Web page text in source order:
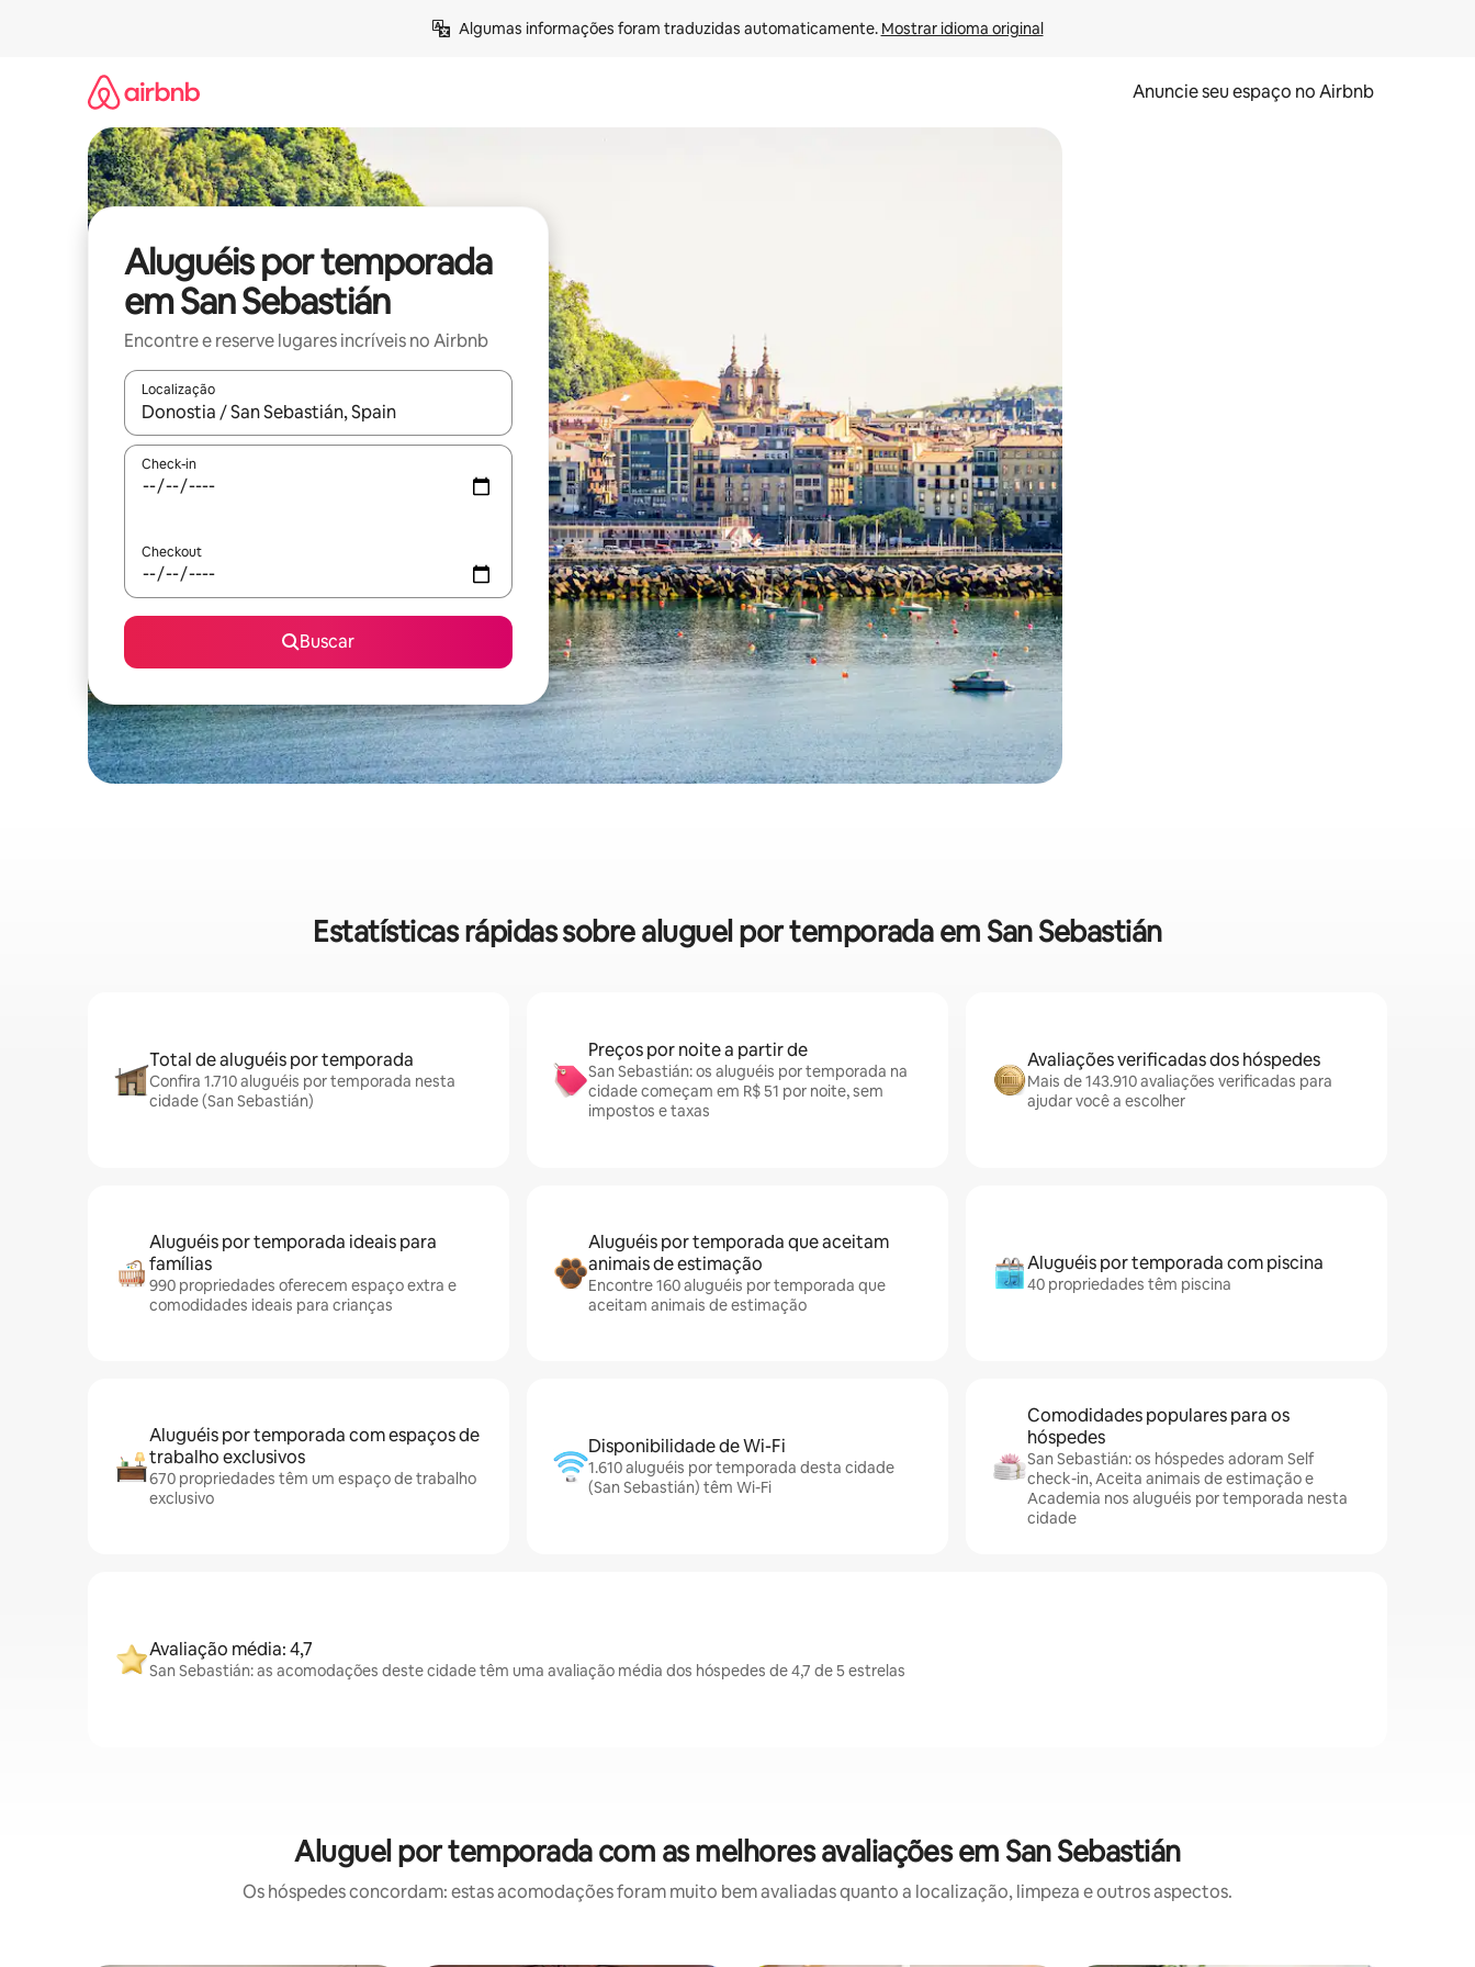
Algumas informações foram traduzidas automaticamente. Mostrar idioma original
Anuncie seu espaço no Airbnb
Aluguéis por temporada
em San Sebastián
Encontre e reserve lugares incríveis no Airbnb
Localização
Quando os resultados estiverem disponíveis, explore-os usando as seta para cima e para baixo do teclado ou tocando e deslizando o dedo na tela.
Check-in
Checkout
Buscar
Estatísticas rápidas sobre aluguel por temporada em San Sebastián
Total de aluguéis por temporada
Confira 1.710 aluguéis por temporada nesta
cidade (San Sebastián)
Preços por noite a partir de
San Sebastián: os aluguéis por temporada na
cidade começam em R$ 51 por noite, sem
impostos e taxas
Avaliações verificadas dos hóspedes
Mais de 143.910 avaliações verificadas para
ajudar você a escolher
Aluguéis por temporada ideais para
famílias
990 propriedades oferecem espaço extra e
comodidades ideais para crianças
Aluguéis por temporada que aceitam
animais de estimação
Encontre 160 aluguéis por temporada que
aceitam animais de estimação
Aluguéis por temporada com piscina
40 propriedades têm piscina
Aluguéis por temporada com espaços de
trabalho exclusivos
670 propriedades têm um espaço de trabalho
exclusivo
Disponibilidade de Wi-Fi
1.610 aluguéis por temporada desta cidade
(San Sebastián) têm Wi-Fi
Comodidades populares para os
hóspedes
San Sebastián: os hóspedes adoram Self
check-in, Aceita animais de estimação e
Academia nos aluguéis por temporada nesta
cidade
Avaliação média: 4,7
San Sebastián: as acomodações deste cidade têm uma avaliação média dos hóspedes de 4,7 de 5 estrelas
Aluguel por temporada com as melhores avaliações em San Sebastián
Os hóspedes concordam: estas acomodações foram muito bem avaliadas quanto a localização, limpeza e outros aspectos.